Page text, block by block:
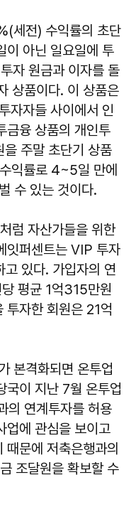
세전) 수익률의 초단
이 아닌 일요일에 투
자 원금과 이자를 돌
상품이다. 이 상품은
자자들 사이에서 인
금융 상품의 개인투
주말 초단기 상품
익률로 4~5일 만에
수 있는 것이다.
럼 자산가들을 위한
잇퍼센트는 VIP 투자
있다. 가입자의 연
평균 1억315만원
투자한 회원은 21억
본격화되면 온투업
국이 지난 7월 온투업
의 연계투자를 허용
업에 관심을 보이고
문에 저축은행과의
조달원을 확보할 수